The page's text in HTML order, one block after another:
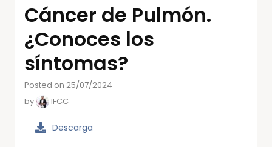
Cáncer de Pulmón.
¿Conoces los
síntomas?
Posted on 25/07/2024
by
IFCC
Descarga